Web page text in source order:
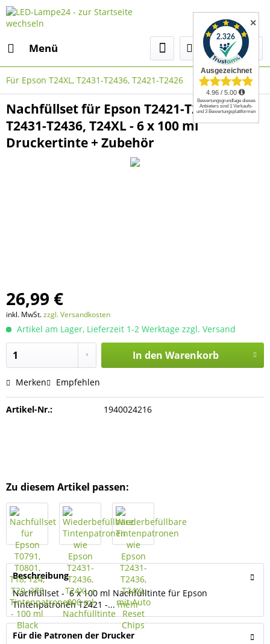
Menü
Für Epson T24XL, T2431-T2436, T2421-T2426
Nachfüllset für Epson T2421-T2426,
T2431-T2436, T24XL - 6 x 100 ml
Druckertinte + Zubehör
26,99 €
inkl. MwSt.zzgl. Versandkosten
Artikel am Lager, Lieferzeit 1-2 Werktage zzgl. Versand
In den Warenkorb
Merken Empfehlen
Artikel-Nr.: 1940024216
Zu diesem Artikel passen:
Beschreibung
Nachfüllset - 6 x 100 ml Nachfülltinte für Epson
Tintenpatronen T2421 -... mehr
Für die Patronen der Drucker
✕